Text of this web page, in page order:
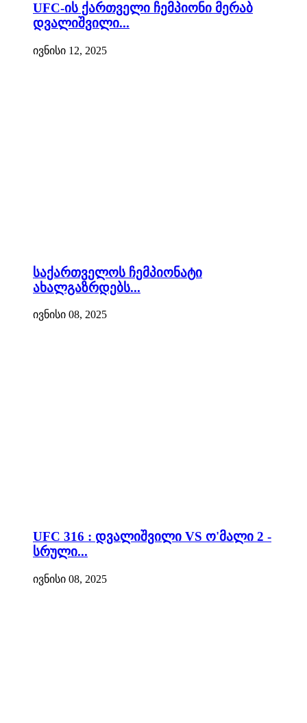
UFC-ის ქართველი ჩემპიონი მერაბ
დვალიშვილი...
ივნისი 12, 2025
საქართველოს ჩემპიონატი
ახალგაზრდებს...
ივნისი 08, 2025
UFC 316 : დვალიშვილი VS ო'მალი 2 -
სრული...
ივნისი 08, 2025